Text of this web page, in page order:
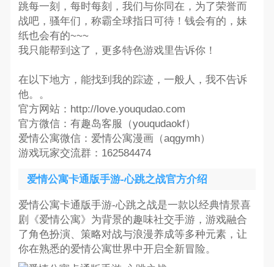
跳每一刻，每时每刻，我们与你同在，为了荣誉而
战吧，骚年们，称霸全球指日可待！钱会有的，妹
纸也会有的~~~
我只能帮到这了，更多特色游戏里告诉你！
在以下地方，能找到我的踪迹，一般人，我不告诉
他。。
官方网站：http://love.youqudao.com
官方微信：有趣岛客服（youqudaokf）
爱情公寓微信：爱情公寓漫画（aqgymh）
游戏玩家交流群：162584474
爱情公寓卡通版手游-心跳之战官方介绍
爱情公寓卡通版手游-心跳之战是一款以经典情景喜
剧《爱情公寓》为背景的趣味社交手游，游戏融合
了角色扮演、策略对战与浪漫养成等多种元素，让
你在熟悉的爱情公寓世界中开启全新冒险。